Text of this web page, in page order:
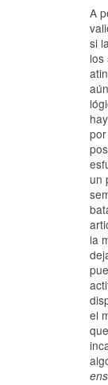
A
si
los
un
la
el